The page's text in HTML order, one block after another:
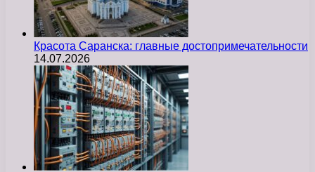
Красота Саранска: главные достопримечательности
14.07.2026